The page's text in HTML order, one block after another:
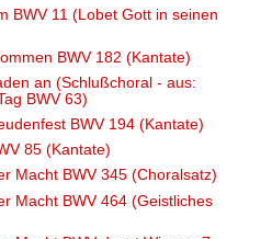
BWV 11 (Lobet Gott in seinen
BWV 182 (Kantate)
an (Schlußchoral - aus:
BWV 63)
BWV 194 (Kantate)
85 (Kantate)
Macht BWV 345 (Choralsatz)
Macht BWV 464 (Geistliches